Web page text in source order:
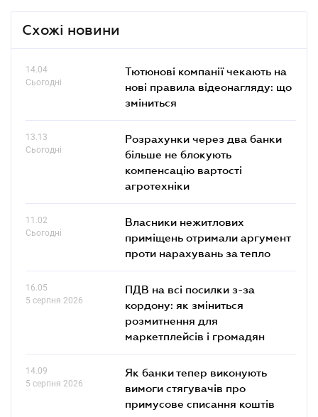
Схожі новини
14.04
Сьогодні
Тютюнові компанії чекають на
нові правила відеонагляду: що
зміниться
13.13
Сьогодні
Розрахунки через два банки
більше не блокують
компенсацію вартості
агротехніки
11.02
Сьогодні
Власники нежитлових
приміщень отримали аргумент
проти нарахувань за тепло
16.05
5 серпня 2026
ПДВ на всі посилки з-за
кордону: як зміниться
розмитнення для
маркетплейсів і громадян
14.09
5 серпня 2026
Як банки тепер виконують
вимоги стягувачів про
примусове списання коштів